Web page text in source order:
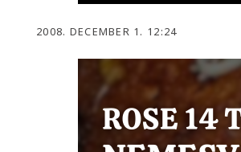
2008. DECEMBER 1. 12:24